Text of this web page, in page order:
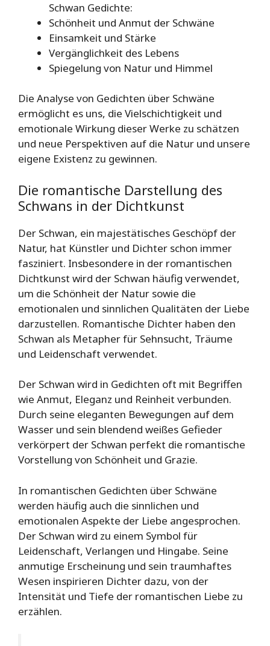
Schwan Gedichte:
Schönheit und Anmut der Schwäne
Einsamkeit und Stärke
Vergänglichkeit des Lebens
Spiegelung von Natur und Himmel
Die Analyse von Gedichten über Schwäne
ermöglicht es uns, die Vielschichtigkeit und
emotionale Wirkung dieser Werke zu schätzen
und neue Perspektiven auf die Natur und unsere
eigene Existenz zu gewinnen.
Die romantische Darstellung des
Schwans in der Dichtkunst
Der Schwan, ein majestätisches Geschöpf der
Natur, hat Künstler und Dichter schon immer
fasziniert. Insbesondere in der romantischen
Dichtkunst wird der Schwan häufig verwendet,
um die Schönheit der Natur sowie die
emotionalen und sinnlichen Qualitäten der Liebe
darzustellen. Romantische Dichter haben den
Schwan als Metapher für Sehnsucht, Träume
und Leidenschaft verwendet.
Der Schwan wird in Gedichten oft mit Begriffen
wie Anmut, Eleganz und Reinheit verbunden.
Durch seine eleganten Bewegungen auf dem
Wasser und sein blendend weißes Gefieder
verkörpert der Schwan perfekt die romantische
Vorstellung von Schönheit und Grazie.
In romantischen Gedichten über Schwäne
werden häufig auch die sinnlichen und
emotionalen Aspekte der Liebe angesprochen.
Der Schwan wird zu einem Symbol für
Leidenschaft, Verlangen und Hingabe. Seine
anmutige Erscheinung und sein traumhaftes
Wesen inspirieren Dichter dazu, von der
Intensität und Tiefe der romantischen Liebe zu
erzählen.